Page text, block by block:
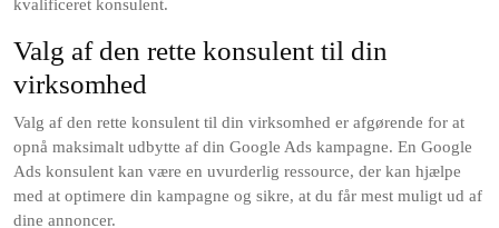
kvalificeret konsulent.
Valg af den rette konsulent til din
virksomhed
Valg af den rette konsulent til din virksomhed er afgørende for at
opnå maksimalt udbytte af din Google Ads kampagne. En Google
Ads konsulent kan være en uvurderlig ressource, der kan hjælpe
med at optimere din kampagne og sikre, at du får mest muligt ud af
dine annoncer.